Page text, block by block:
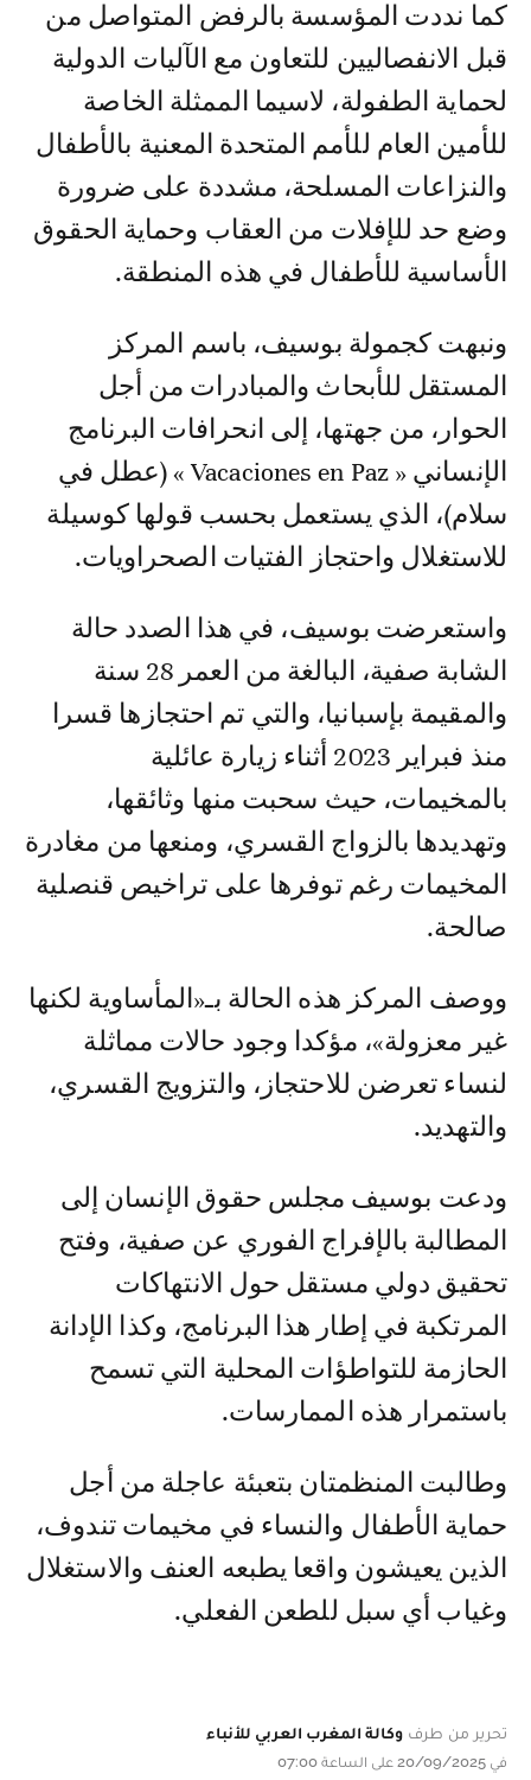
كما نددت المؤسسة بالرفض المتواصل من
قبل الانفصاليين للتعاون مع الآليات الدولية
لحماية الطفولة، لاسيما الممثلة الخاصة
للأمين العام للأمم المتحدة المعنية بالأطفال
والنزاعات المسلحة، مشددة على ضرورة
وضع حد للإفلات من العقاب وحماية الحقوق
الأساسية للأطفال في هذه المنطقة.
ونبهت كجمولة بوسيف، باسم المركز
المستقل للأبحاث والمبادرات من أجل
الحوار، من جهتها، إلى انحرافات البرنامج
الإنساني « Vacaciones en Paz » (عطل في
سلام)، الذي يستعمل بحسب قولها كوسيلة
للاستغلال واحتجاز الفتيات الصحراويات.
واستعرضت بوسيف، في هذا الصدد حالة
الشابة صفية، البالغة من العمر 28 سنة
والمقيمة بإسبانيا، والتي تم احتجازها قسرا
منذ فبراير 2023 أثناء زيارة عائلية
بالمخيمات، حيث سحبت منها وثائقها،
وتهديدها بالزواج القسري، ومنعها من مغادرة
المخيمات رغم توفرها على تراخيص قنصلية
صالحة.
ووصف المركز هذه الحالة بـ«المأساوية لكنها
غير معزولة»، مؤكدا وجود حالات مماثلة
لنساء تعرضن للاحتجاز، والتزويج القسري،
والتهديد.
ودعت بوسيف مجلس حقوق الإنسان إلى
المطالبة بالإفراج الفوري عن صفية، وفتح
تحقيق دولي مستقل حول الانتهاكات
المرتكبة في إطار هذا البرنامج، وكذا الإدانة
الحازمة للتواطؤات المحلية التي تسمح
باستمرار هذه الممارسات.
وطالبت المنظمتان بتعبئة عاجلة من أجل
حماية الأطفال والنساء في مخيمات تندوف،
الذين يعيشون واقعا يطبعه العنف والاستغلال
وغياب أي سبل للطعن الفعلي.
تحرير من طرف وكالة المغرب العربي للأنباء
في 20/09/2025 على الساعة 07:00